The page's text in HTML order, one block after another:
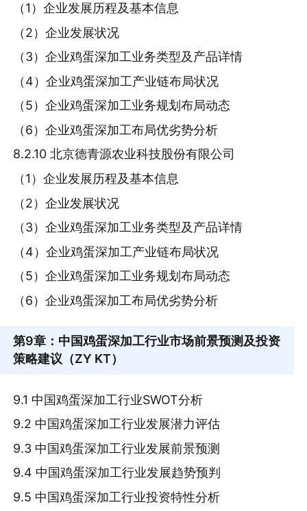
（1）企业发展历程及基本信息
（2）企业发展状况
（3）企业鸡蛋深加工业务类型及产品详情
（4）企业鸡蛋深加工产业链布局状况
（5）企业鸡蛋深加工业务规划布局动态
（6）企业鸡蛋深加工布局优劣势分析
8.2.10 北京德青源农业科技股份有限公司
（1）企业发展历程及基本信息
（2）企业发展状况
（3）企业鸡蛋深加工业务类型及产品详情
（4）企业鸡蛋深加工产业链布局状况
（5）企业鸡蛋深加工业务规划布局动态
（6）企业鸡蛋深加工布局优劣势分析
第9章 ：中国鸡蛋深加工行业市场前景预测及投资
策略建议（ZY KT）
9.1 中国鸡蛋深加工行业SWOT分析
9.2 中国鸡蛋深加工行业发展潜力评估
9.3 中国鸡蛋深加工行业发展前景预测
9.4 中国鸡蛋深加工行业发展趋势预判
9.5 中国鸡蛋深加工行业投资特性分析